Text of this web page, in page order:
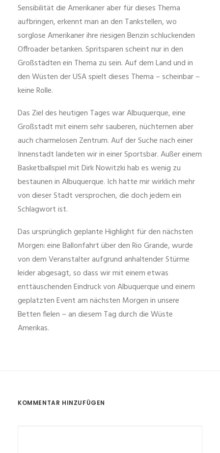
Sensibilität die Amerikaner aber für dieses Thema
aufbringen, erkennt man an den Tankstellen, wo
sorglose Amerikaner ihre riesigen Benzin schluckenden
Offroader betanken. Spritsparen scheint nur in den
Großstädten ein Thema zu sein. Auf dem Land und in
den Wüsten der USA spielt dieses Thema – scheinbar –
keine Rolle.
Das Ziel des heutigen Tages war Albuquerque, eine
Großstadt mit einem sehr sauberen, nüchternen aber
auch charmelosen Zentrum. Auf der Suche nach einer
Innenstadt landeten wir in einer Sportsbar. Außer einem
Basketballspiel mit Dirk Nowitzki hab es wenig zu
bestaunen in Albuquerque. Ich hatte mir wirklich mehr
von dieser Stadt versprochen, die doch jedem ein
Schlagwort ist.
Das ursprünglich geplante Highlight für den nächsten
Morgen: eine Ballonfahrt über den Rio Grande, wurde
von dem Veranstalter aufgrund anhaltender Stürme
leider abgesagt, so dass wir mit einem etwas
enttäuschenden Eindruck von Albuquerque und einem
geplatzten Event am nächsten Morgen in unsere
Betten fielen – an diesem Tag durch die Wüste
Amerikas.
KOMMENTAR HINZUFÜGEN